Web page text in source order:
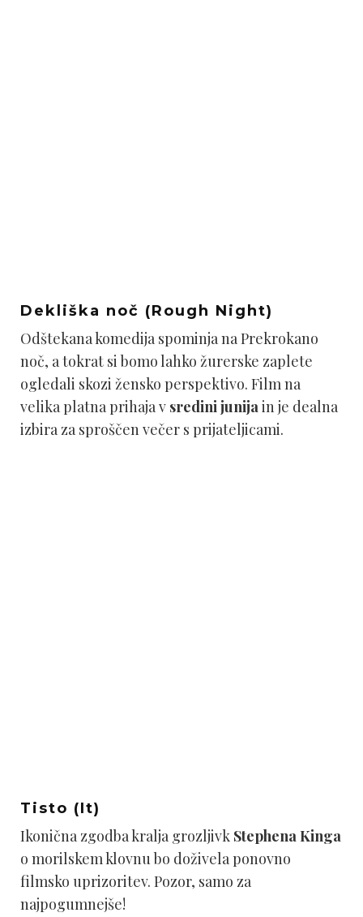
Dekliška noč (Rough Night)
Odštekana komedija spominja na Prekrokano
noč, a tokrat si bomo lahko žurerske zaplete
ogledali skozi žensko perspektivo. Film na
velika platna prihaja v sredini junijain je dealna
izbira za sproščen večer s prijateljicami.
Tisto (It)
Ikonična zgodba kralja grozljivk Stephena Kinga
o morilskem klovnu bo doživela ponovno
filmsko uprizoritev. Pozor, samo za
najpogumnejše!